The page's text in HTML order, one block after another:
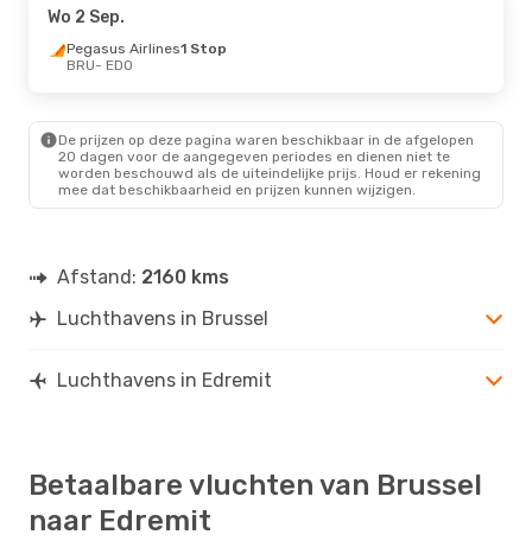
Pegasus Airlines
EDO- BRU
Wo 2 Sep.
Pegasus Airlines1 Stop
BRU- EDO
De prijzen op deze pagina waren beschikbaar in de afgelopen
20 dagen voor de aangegeven periodes en dienen niet te
worden beschouwd als de uiteindelijke prijs. Houd er rekening
mee dat beschikbaarheid en prijzen kunnen wijzigen.
Afstand: 2160 kms
Luchthavens in Brussel
Luchthavens in Edremit
Betaalbare vluchten van Brussel
naar Edremit